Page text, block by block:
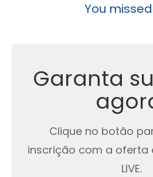
You
Garanta
Clique no botão
inscrição com a oferta
LIVE.